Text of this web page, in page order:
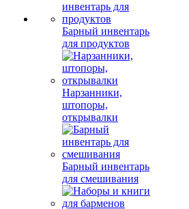
Барный инвентарь
для продуктов
Нарзанники,
штопоры,
открывалки
Барный инвентарь
для смешивания